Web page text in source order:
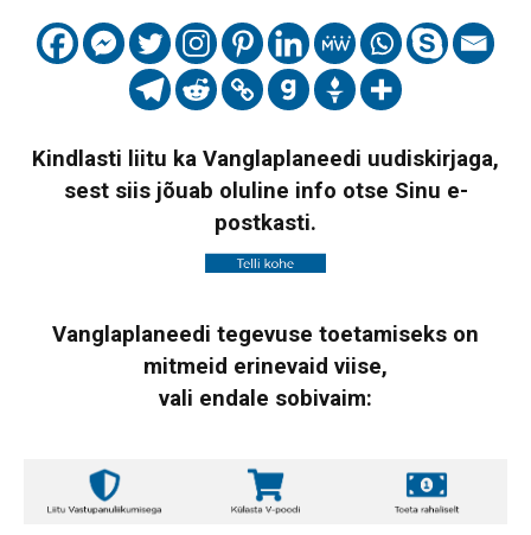
Kindlasti liitu ka Vanglaplaneedi uudiskirjaga,
sest siis jõuab oluline info otse Sinu e-
postkasti.
Vanglaplaneedi tegevuse toetamiseks on
mitmeid erinevaid viise,
vali endale sobivaim: